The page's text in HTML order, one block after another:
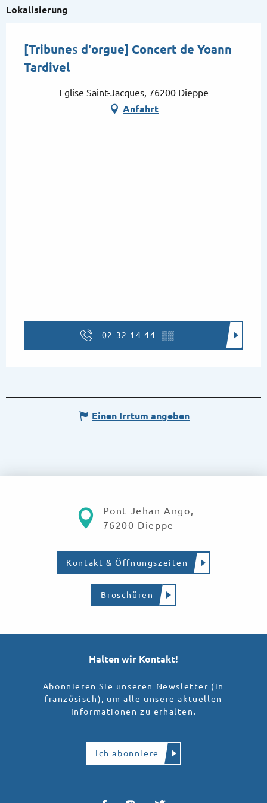
Lokalisierung
[Tribunes d'orgue] Concert de Yoann
Tardivel
Eglise Saint-Jacques, 76200 Dieppe
Anfahrt
02 32 14 44 ▒▒
Einen Irrtum angeben
Pont Jehan Ango,
76200 Dieppe
Kontakt & Öffnungszeiten
Broschüren
Halten wir Kontakt!
Abonnieren Sie unseren Newsletter (in
französisch), um alle unsere aktuellen
Informationen zu erhalten.
Ich abonniere